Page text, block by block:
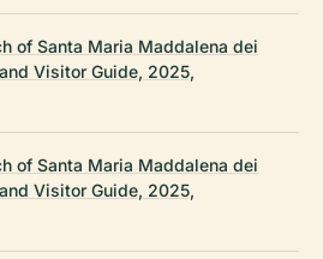
of Santa Maria Maddalena dei
Visitor Guide, 2025,
of Santa Maria Maddalena dei
Visitor Guide, 2025,